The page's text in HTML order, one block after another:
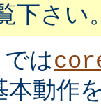
下さい
は
本動作